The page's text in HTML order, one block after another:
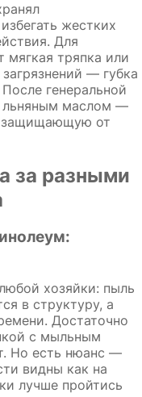
жестких
Для
мягкая тряпка или
— губка
генеральной
льняным маслом —
защищающую от
за разными
хозяйки: пыль
в структуру, а
Достаточно
с мыльным
Но есть нюанс —
видны как на
лучше пройтись